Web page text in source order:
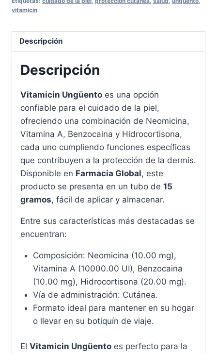
Cuidado
Efectivo
cantidad
vitamicin
Descripción
Descripción
Vitamicin Ungüento es una opción
confiable para el cuidado de la piel,
ofreciendo una combinación de Neomicina,
Vitamina A, Benzocaina y Hidrocortisona,
cada uno cumpliendo funciones específicas
que contribuyen a la protección de la dermis.
Disponible en Farmacia Global, este
producto se presenta en un tubo de 15
gramos, fácil de aplicar y almacenar.
Entre sus características más destacadas se
encuentran:
Composición: Neomicina (10.00 mg),
Vitamina A (10000.00 UI), Benzocaina
(10.00 mg), Hidrocortisona (20.00 mg).
Vía de administración: Cutánea.
Formato ideal para mantener en su hogar
o llevar en su botiquín de viaje.
El Vitamicin Ungüento es perfecto para la